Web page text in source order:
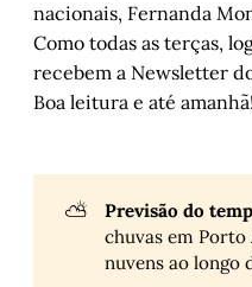
nacionais, Fernanda
Como todas as terças,
recebem a Newsletter
Boa leitura e até amanhã!
⛅ Previsão do
chuvas em Porto
nuvens ao longo